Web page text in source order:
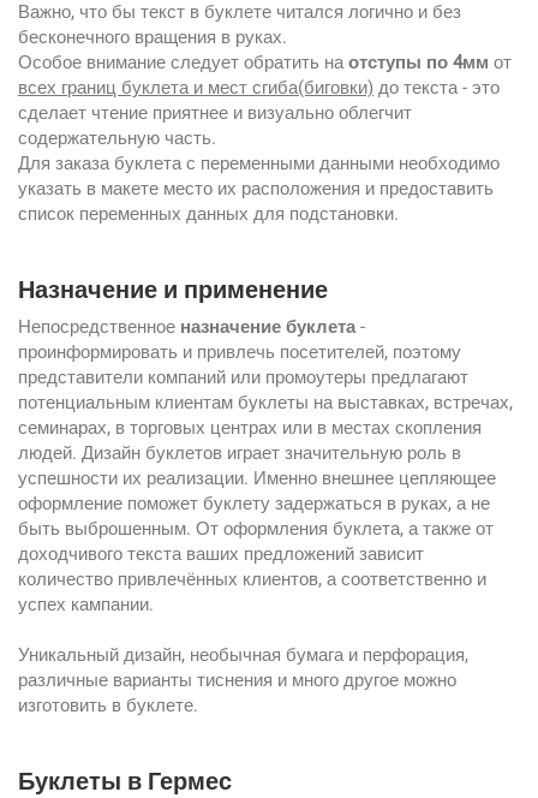
Важно, что бы текст в буклете читался логично и без
бесконечного вращения в руках.
Особое внимание следует обратить наотступы по 4мм от
всех границ буклета и мест сгиба(биговки) до текста - это
сделает чтение приятнее и визуально облегчит
содержательную часть.
Для заказа буклета с переменными данными необходимо
указать в макете место их расположения и предоставить
список переменных данных для подстановки.
Назначение и применение
Непосредственное назначение буклета-
проинформировать и привлечь посетителей, поэтому
представители компаний или промоутеры предлагают
потенциальным клиентам буклеты на выставках, встречах,
семинарах, в торговых центрах или в местах скопления
людей. Дизайн буклетов играет значительную роль в
успешности их реализации. Именно внешнее цепляющее
оформление поможет буклету задержаться в руках, а не
быть выброшенным. От оформления буклета, а также от
доходчивого текста ваших предложений зависит
количество привлечённых клиентов, а соответственно и
успех кампании.
Уникальный дизайн, необычная бумага и перфорация,
различные варианты тиснения и много другое можно
изготовить в буклете.
Буклеты в Гермес